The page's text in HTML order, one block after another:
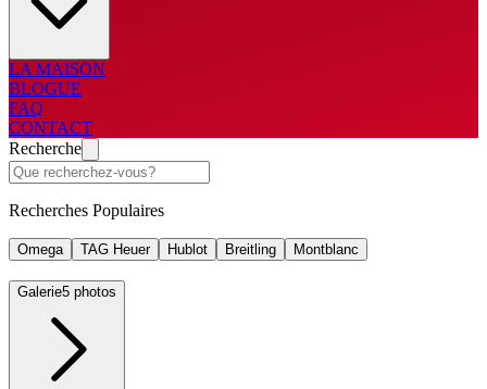
LA MAISON
BLOGUE
FAQ
CONTACT
Recherche
Recherches Populaires
Omega TAG Heuer Hublot Breitling Montblanc
Galerie5 photos